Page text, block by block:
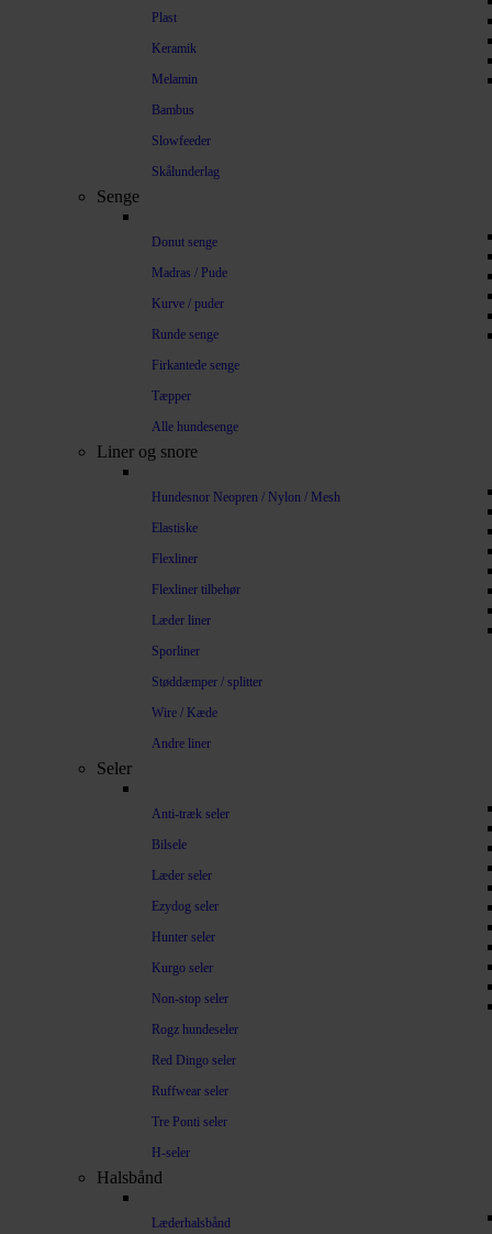
Plast
Keramik
Melamin
Bambus
Slowfeeder
Skålunderlag
Senge
Donut senge
Madras / Pude
Kurve / puder
Runde senge
Firkantede senge
Tæpper
Alle hundesenge
Liner og snore
Hundesnor Neopren / Nylon / Mesh
Elastiske
Flexliner
Flexliner tilbehør
Læder liner
Sporliner
Støddæmper / splitter
Wire / Kæde
Andre liner
Seler
Anti-træk seler
Bilsele
Læder seler
Ezydog seler
Hunter seler
Kurgo seler
Non-stop seler
Rogz hundeseler
Red Dingo seler
Ruffwear seler
Tre Ponti seler
H-seler
Halsbånd
Læderhalsbånd